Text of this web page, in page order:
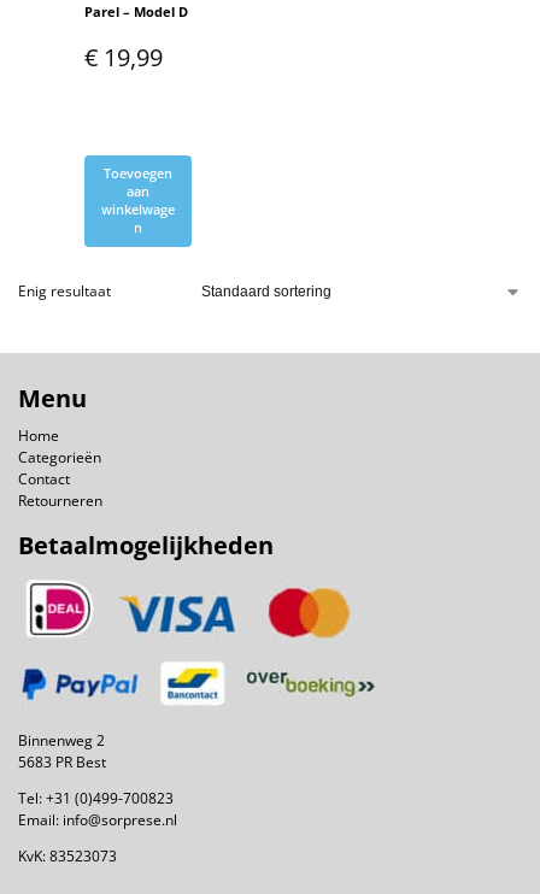
Parel – Model D
€ 19,99
Toevoegen
aan
winkelwage
n
Enig resultaat
Menu
Home
Categorieën
Contact
Retourneren
Betaalmogelijkheden
Binnenweg 2
5683 PR Best
Tel:+31 (0)499-700823
Email: info@sorprese.nl
KvK: 83523073